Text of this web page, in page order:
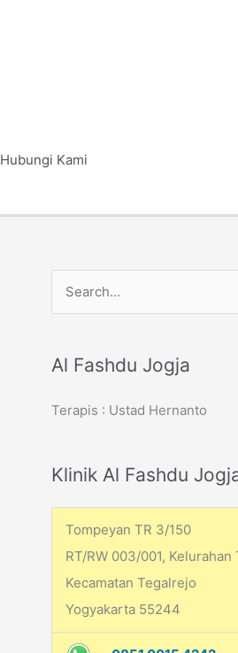
Hubungi Kami
r
h
o
Al Fashdu Jogja
Terapis : Ustad Hernanto
Klinik Al Fashdu
Tompeyan TR 3/150
RT/RW 003/001, Kelurahan
Kecamatan Tegalrejo
Yogyakarta 55244